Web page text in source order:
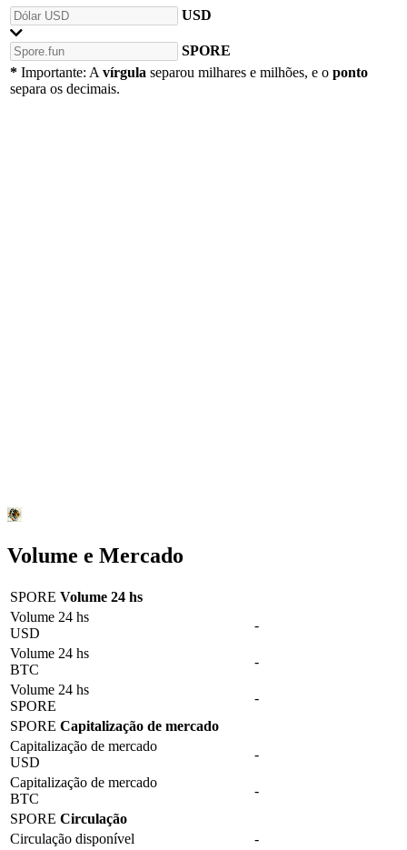
USD
SPORE
* Importante: A vírgula separou milhares e milhões, e o ponto
separa os decimais.
Volume e Mercado
SPORE Volume 24 hs
Volume 24 hs
USD
-
Volume 24 hs
BTC
-
Volume 24 hs
SPORE
-
SPORE Capitalização de mercado
Capitalização de mercado
USD
-
Capitalização de mercado
BTC
-
SPORE Circulação
Circulação disponível
-